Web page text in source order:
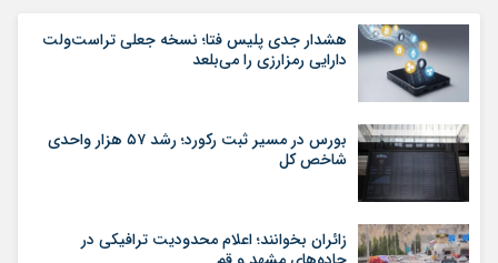
هشدار جدی پلیس فتا؛ نسخه جعلی تراست‌ولت
دارایی رمزارزی را می‌بلعد
بورس در مسیر ثبت رکورد؛ رشد ۵۷ هزار واحدی
شاخص کل
زائران بخوانند؛ اعلام محدودیت ترافیکی در